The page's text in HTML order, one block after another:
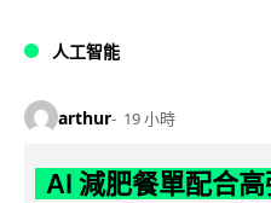
人工智能
arthur 19 小時
AI 減肥餐單配合